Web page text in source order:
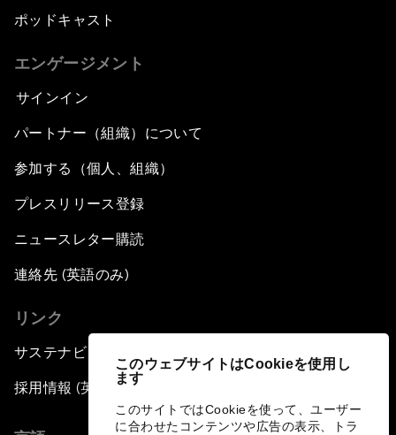
このウェブサイトはCookieを使用し
ます
このサイトではCookieを使って、ユーザー
に合わせたコンテンツや広告の表示、トラ
ポッドキャスト
エンゲージメント
サインイン
パートナー（組織）について
参加する（個人、組織）
プレスリリース登録
ニュースレター購読
連絡先 (英語のみ)
リンク
サステナビリティへの取り組み
採用情報 (英語のみ)